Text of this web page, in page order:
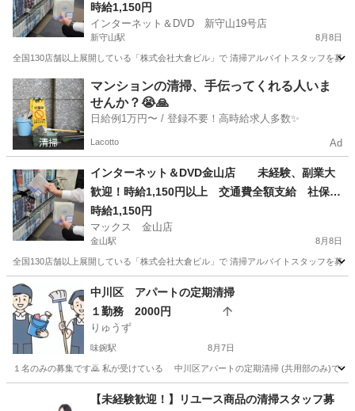
完備 髪型髪色自由 日払い、週払いOK！ 店舗
内清掃アルバイト 1日4時間以上 週1日からOK
時給1,150円
インターネット＆DVD 新守山19号店
新守山駅 8月8日
全国130店舗以上展開している「株式会社大倉ビル」で 清掃アルバイトスタッフを募
愛知 名古屋市 新守山駅 清掃 フリーダイヤル
マンションの清掃、手伝ってくれる人いま
せんか？😭🙏
日給例1万円〜 / 登録不要！高時給求人多数✨
Lacotto Ad
インターネット＆DVD金山店 未経験、副業大
歓迎！時給1,150円以上 交通費全額支給 社保完
備 髪型髪色自由 日払い、OK！ 店舗内清掃ア
ルバイト 1日4時間以上 週1日からOK
時給1,150円
マックス 金山店
金山駅 8月8日
全国130店舗以上展開している「株式会社大倉ビル」で 清掃アルバイトスタッフを募
愛知 金山駅 清掃 フリーダイヤル
中川区 アパートの定期清掃
１勤務 2000円
りゅうず
味鋺駅 8月7日
１名のみの募集です🙇 私が受けている 中川区アパートの定期清掃 (共用部のみ)で
味鋺駅 清掃
【未経験歓迎！】リユース商品の清掃スタッフ募